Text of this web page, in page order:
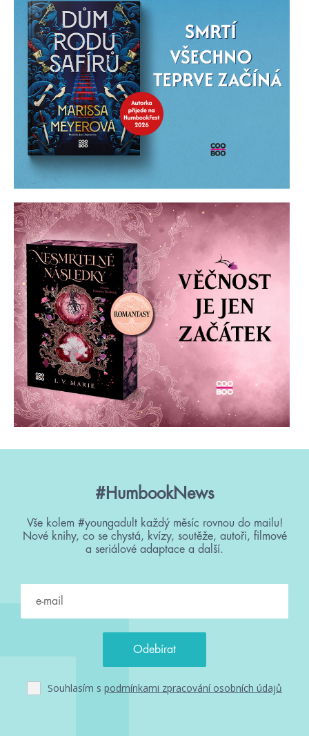
#HumbookNews
Vše kolem #youngadult každý měsíc rovnou do mailu!
Nové knihy, co se chystá, kvízy, soutěže, autoři, filmové
a seriálové adaptace a další.
Souhlasím s podmínkami zpracování osobních údajů